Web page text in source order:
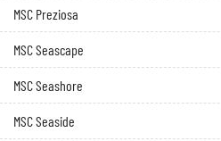
MSC Preziosa
MSC Seascape
MSC Seashore
MSC Seaside